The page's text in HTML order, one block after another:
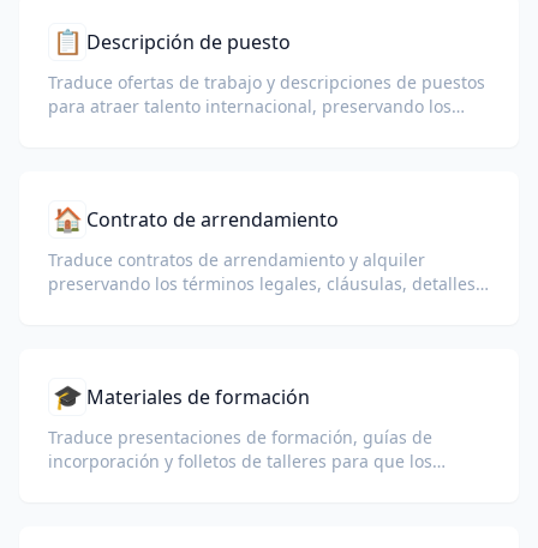
📋 Descripción de puesto
Traduce ofertas de trabajo y descripciones de puestos
para atraer talento internacional, preservando los
🏠 Contrato de arrendamiento
Traduce contratos de arrendamiento y alquiler
preservando los términos legales, cláusulas, detalles
🎓 Materiales de formación
Traduce presentaciones de formación, guías de
incorporación y folletos de talleres para que los